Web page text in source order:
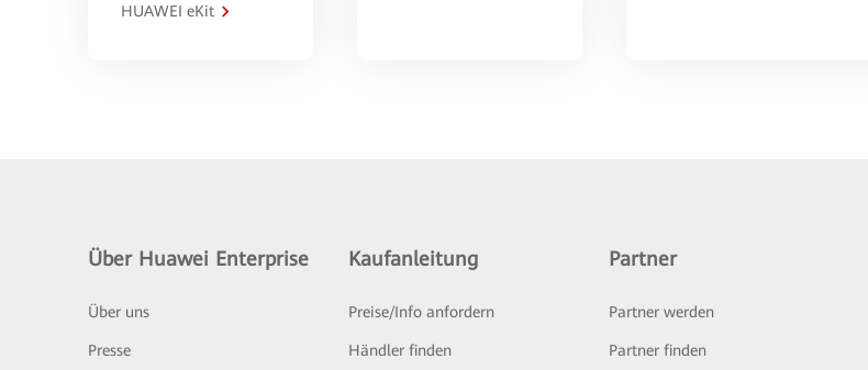
HUAWEI eKit
Über Huawei Enterprise
Über uns
Presse
Kaufanleitung
Preise/Info anfordern
Händler finden
Partner
Partner werden
Partner finden